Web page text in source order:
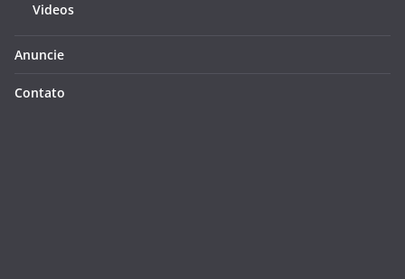
Videos
Anuncie
Contato